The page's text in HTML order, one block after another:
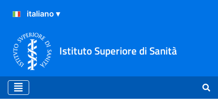
Istituto Superiore di Sanità